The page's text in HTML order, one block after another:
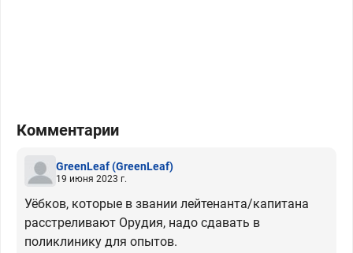
Комментарии
GreenLeaf(GreenLeaf)
19 июня 2023 г.
Уёбков, которые в звании лейтенанта/капитана
расстреливают Орудия, надо сдавать в
поликлинику для опытов.